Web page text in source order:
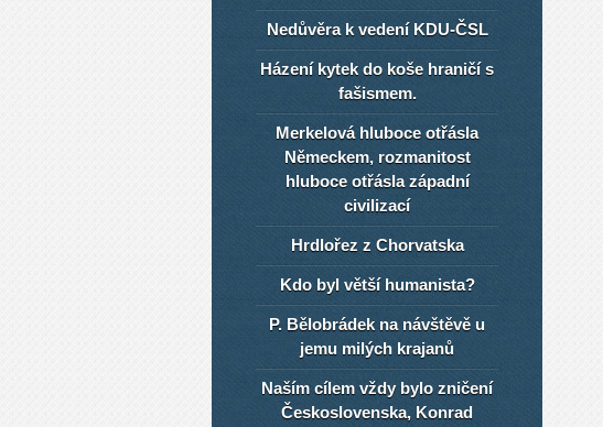
Nedůvěra k vedení KDU-ČSL
Házení kytek do koše hraničí s
fašismem.
Merkelová hluboce otřásla
Německem, rozmanitost
hluboce otřásla západní
civilizací
Hrdlořez z Chorvatska
Kdo byl větší humanista?
P. Bělobrádek na návštěvě u
jemu milých krajanů
Naším cílem vždy bylo zničení
Československa, Konrad